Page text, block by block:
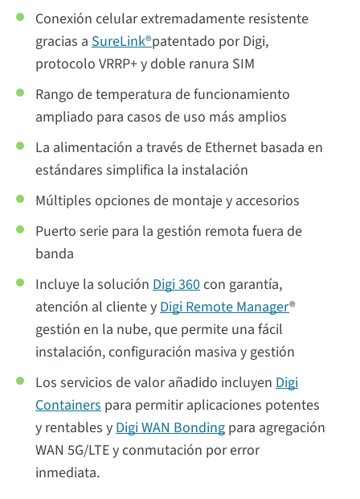
Conexión celular extremadamente resistente
gracias a SureLink®patentado por Digi,
protocolo VRRP+ y doble ranura SIM
Rango de temperatura de funcionamiento
ampliado para casos de uso más amplios
La alimentación a través de Ethernet basada en
estándares simplifica la instalación
Múltiples opciones de montaje y accesorios
Puerto serie para la gestión remota fuera de
banda
Incluye la solución Digi 360con garantía,
atención al cliente yDigi Remote Manager®
gestión en la nube, que permite una fácil
instalación, configuración masiva y gestión
Los servicios de valor añadido incluyen Digi
Containerspara permitir aplicaciones potentes
y rentables yDigi WAN Bondingpara agregación
WAN 5G/LTE y conmutación por error
inmediata.